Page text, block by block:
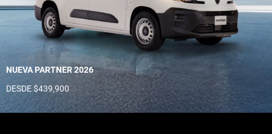
NUEVA PARTNER 2026
DESDE $439,900